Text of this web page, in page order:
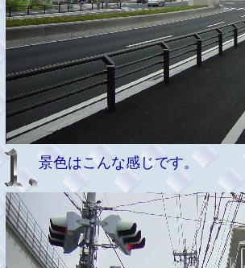
景色はこんな感じです。